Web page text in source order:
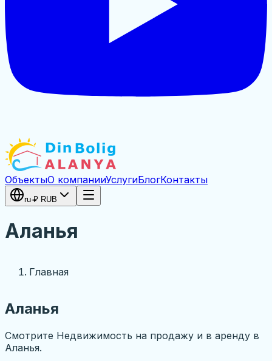
ОбъектыО компанииУслугиБлогКонтакты
ru·₽ RUB
Аланья
Главная
Аланья
Смотрите Недвижимость на продажу и в аренду в
Аланья.